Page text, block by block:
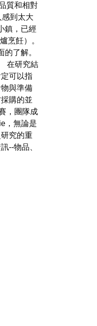
質和相對
到太大
鎮，已經
烹飪）。
了解。
在研究結
可以指
與準備
購的並
，團隊成
，無論是
究的重
--物品、